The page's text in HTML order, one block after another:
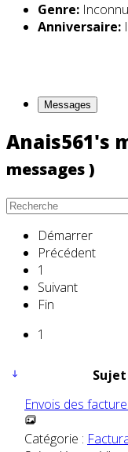
Genre: Inconnu
Anniversaire:
Messages
Anais561's
messages )
Démarrer
Précédent
1
Suivant
Fin
1
Sujet
Envois des
Catégorie :